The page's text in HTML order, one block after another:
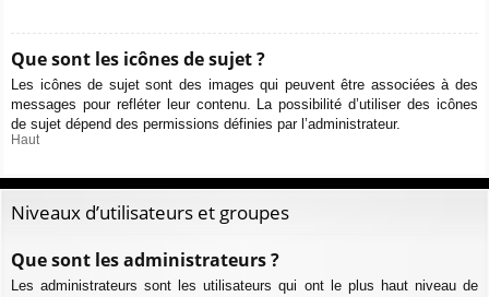
Que sont les icônes de sujet ?
Les icônes de sujet sont des images qui peuvent être associées à des
messages pour refléter leur contenu. La possibilité d’utiliser des icônes
de sujet dépend des permissions définies par l’administrateur.
Haut
Niveaux d’utilisateurs et groupes
Que sont les administrateurs ?
Les administrateurs sont les utilisateurs qui ont le plus haut niveau de